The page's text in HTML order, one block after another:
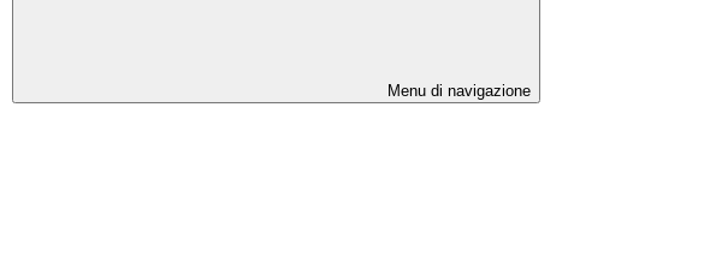
Menu di navigazione